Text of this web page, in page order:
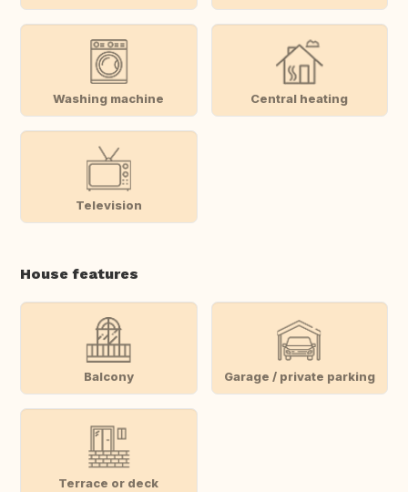
Washing machine Central heating
Television
House features
Balcony Garage / private parking
Terrace or deck